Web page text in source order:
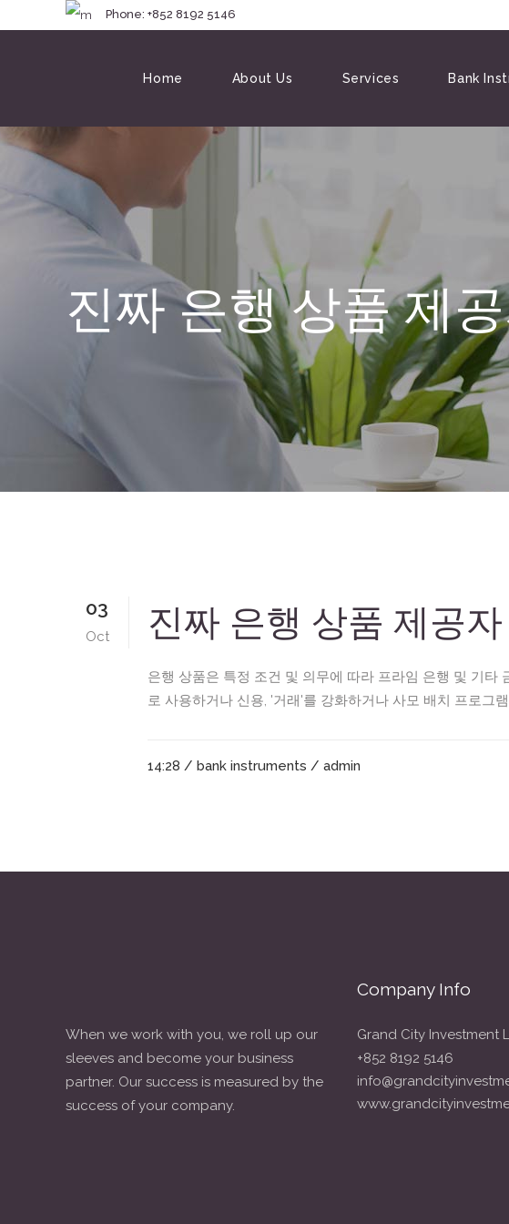
Phone: +852 8192 5146
Home About Us Services Bank
진짜 은행 상품 제
03
Oct 진짜 은행 상품 제공자
은행 상품은 특정 조건 및 의무에 따라 프라임 은행 및 기타
로 사용하거나 신용, '거래'를 강화하거나 사모 배치 프로그
14:28 / bank instruments / admin
When we work with you, we roll up our
sleeves and become your business
partner. Our success is measured by the
success of your company.
Company Info
Grand City Investment
+852 8192 5146